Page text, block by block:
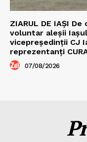
ZIARUL DE IAȘI
voluntar aleșii
vicepreședinții CJ
reprezentanți
07/08/2026